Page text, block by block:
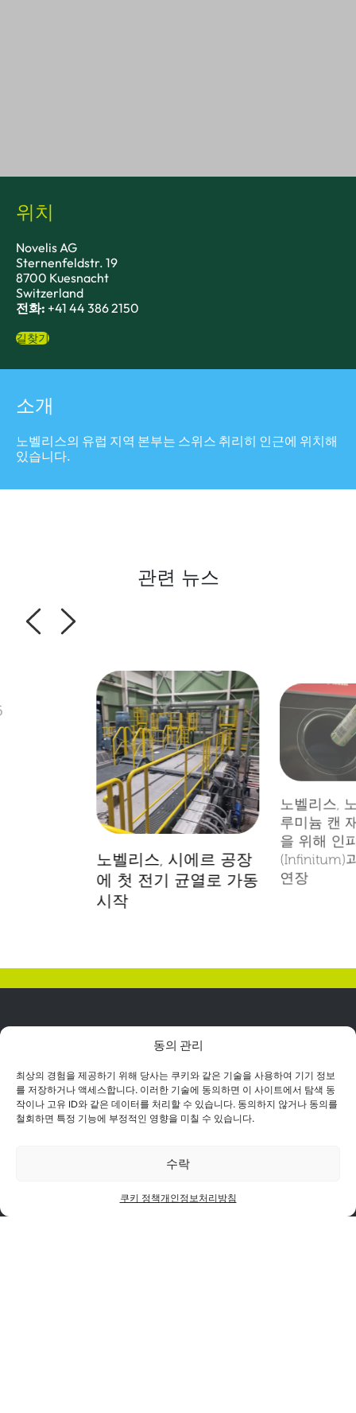
동의 관리
최상의 경험을 제공하기 위해 당사는 쿠키와 같은 기술을 사용하여 기기 정보
를 저장하거나 액세스합니다. 이러한 기술에 동의하면 이 사이트에서 탐색 동
작이나 고유 ID와 같은 데이터를 처리할 수 있습니다. 동의하지 않거나 동의를
철회하면 특정 기능에 부정적인 영향을 미칠 수 있습니다.
수락
쿠키 정책개인정보처리방침
위치
Novelis AG
Sternenfeldstr. 19
8700 Kuesnacht
Switzerland
전화: +41 44 386 2150
길찾기
소개
노벨리스의 유럽 지역 본부는 스위스 취리히 인근에 위치해
있습니다.
관련 뉴스
노벨리스, 시에르 공장
에 첫 전기 균열로 가동
시작
노벨리스,
루미늄 캔
을 위해 인
(Infinitum)
연장
개인정보 처리방침